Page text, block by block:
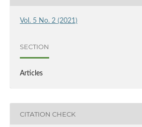
Vol. 5 No. 2 (2021)
SECTION
Articles
CITATION CHECK